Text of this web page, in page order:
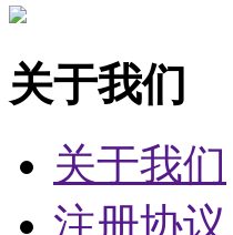
关于我们
关于我们
注册协议